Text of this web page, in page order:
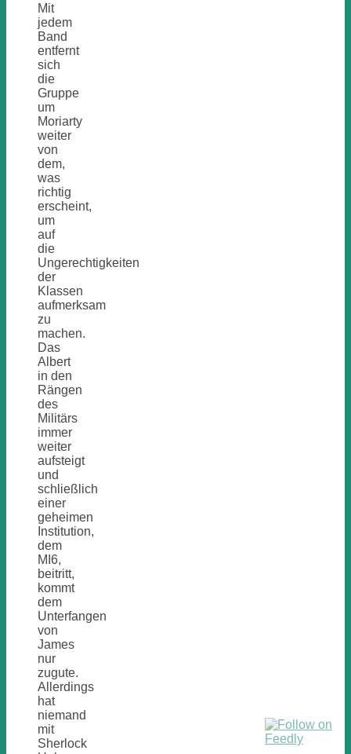
Mit
jedem
Band
entfernt
sich
die
Gruppe
um
Moriarty
weiter
von
dem,
was
richtig
erscheint,
um
auf
die
Ungerechtigkeiten
der
Klassen
aufmerksam
zu
machen.
Das
Albert
in den
Rängen
des
Militärs
immer
weiter
aufsteigt
und
schließlich
einer
geheimen
Institution,
dem
MI6,
beitritt,
kommt
dem
Unterfangen
von
James
nur
zugute.
Allerdings
hat
niemand
mit
Sherlock